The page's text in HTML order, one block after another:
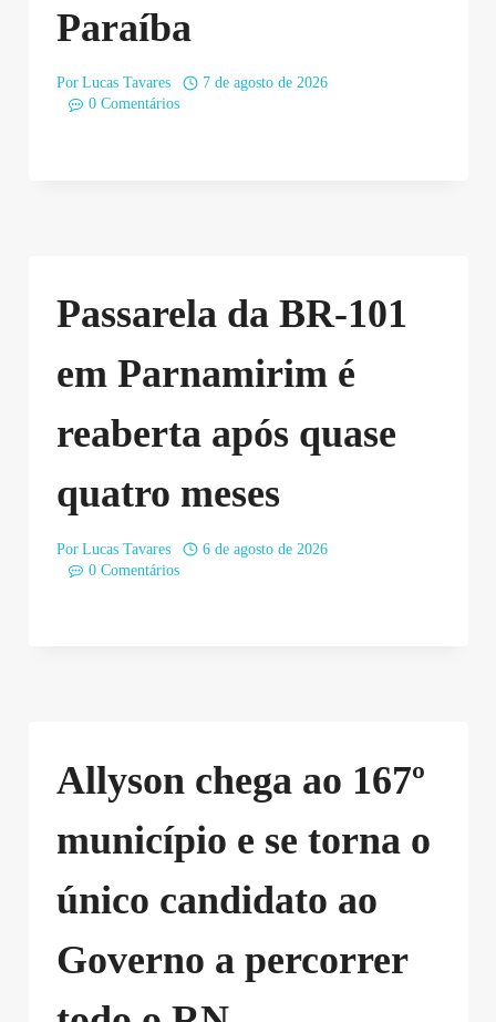
Paraíba
Por Lucas Tavares
7 de agosto de 2026
0 Comentários
Passarela da BR-101
em Parnamirim é
reaberta após quase
quatro meses
Por Lucas Tavares
6 de agosto de 2026
0 Comentários
Allyson chega ao 167º
município e se torna o
único candidato ao
Governo a percorrer